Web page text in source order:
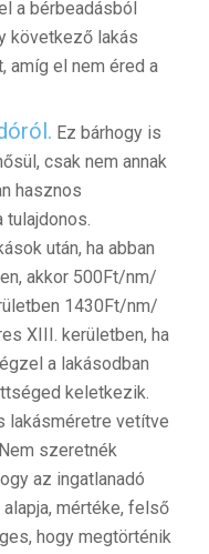
a bérbeadásból
következő lakás
amíg el nem éred a
Ez bárhogy is
csak nem annak
hasznos
tulajdonos.
után, ha abban
akkor 500Ft/nm/
1430Ft/nm/
XIII. kerületben, ha
a lakásodban
keletkezik.
lakásméretre vetítve
szeretnék
az ingatlanadó
mértéke, felső
hogy megtörténik